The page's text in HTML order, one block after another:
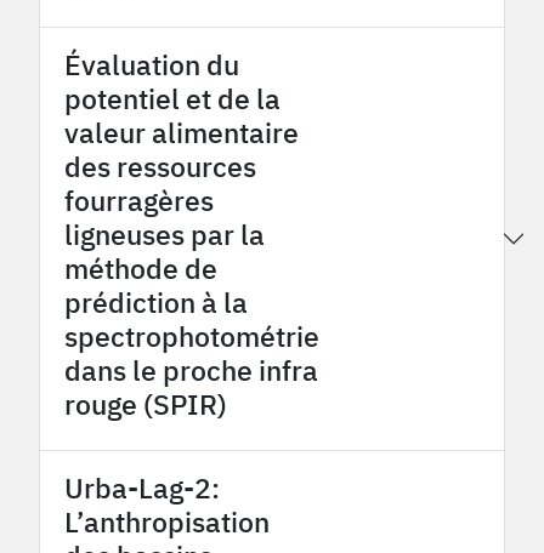
Évaluation du
potentiel et de la
valeur alimentaire
des ressources
fourragères
ligneuses par la
méthode de
prédiction à la
spectrophotométrie
dans le proche infra
rouge (SPIR)
Urba-Lag-2:
L’anthropisation